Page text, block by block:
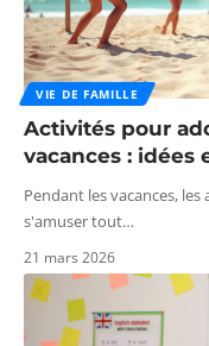
VIE DE FAMILLE
Activités pour
vacances : idées
Pendant les vacances,
s'amuser tout…
21 mars 2026